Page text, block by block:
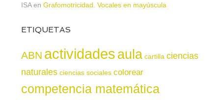
ISAen Grafomotricidad. Vocales en mayúscula
ETIQUETAS
ABN actividadesaula cartilla ciencias
naturales ciencias sociales colorear
competencia matemática